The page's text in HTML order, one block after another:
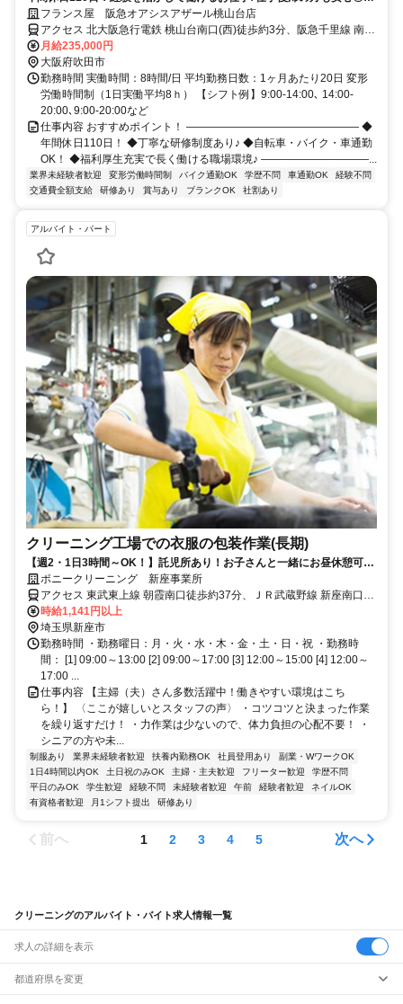
寧な研修制度あり！
フランス屋 阪急オアシスアザール桃山台店
アクセス 北大阪急行電鉄 桃山台南口(西)徒歩約3分、阪急千里線 南千
里徒歩約18分、北大阪急行電鉄/OsakaMetro御堂筋線 緑地公園南口徒
歩約27分
月給235,000円
大阪府吹田市
勤務時間 実働時間：8時間/日 平均勤務日数：1ヶ月あたり20日 変形
労働時間制（1日実働平均8ｈ） 【シフト例】9:00-14:00､ 14:00-
20:00､9:00-20:00など
仕事内容 おすすめポイント！ ―――――――――――――――― ◆
年間休日110日！ ◆丁寧な研修制度あり♪ ◆自転車・バイク・車通勤
OK！ ◆福利厚生充実で長く働ける職場環境♪ ――――――――――...
業界未経験者歓迎 変形労働時間制 バイク通勤OK 学歴不問 車通勤OK
経験不問
交通費全額支給
研修あり 賞与あり ブランクOK 社割あり
アルバイト・パート
クリーニング工場での衣服の包装作業(長期)
【週2・1日3時間～OK！】託児所あり！お子さんと一緒にお昼休憩可能
｜未経験者・シニアの方も活躍中！
ポニークリーニング 新座事業所
アクセス 東武東上線 朝霞南口徒歩約37分、ＪＲ武蔵野線 新座南口徒
歩約47分、東武東上線 和光市南口徒歩約51分 朝霞台駅よりバス「畑
中二丁目」下車徒歩５分
時給1,141円以上
埼玉県新座市
勤務時間 ・勤務曜日：月・火・水・木・金・土・日・祝 ・勤務時
間： [1] 09:00～13:00 [2] 09:00～17:00 [3] 12:00～15:00 [4] 12:00～
17:00 ...
仕事内容 【主婦（夫）さん多数活躍中！働きやすい環境はこち
ら！】 〈ここが嬉しいとスタッフの声〉 ・コツコツと決まった作業
を繰り返すだけ！ ・力作業は少ないので、体力負担の心配不要！ ・
シニアの方や未...
制服あり 業界未経験者歓迎 扶養内勤務OK 社員登用あり
副業・WワークOK
1日4時間以内OK
土日祝のみOK 主婦・主夫歓迎 フリーター歓迎
学歴不問
平日のみOK
学生歓迎 経験不問 未経験者歓迎 午前 経験者歓迎
ネイルOK
有資格者歓迎
月1シフト提出 研修あり
前へ 1 2 3 4 5 次へ
クリーニングのアルバイト・バイト求人情報一覧
求人の詳細を表示
都道府県を変更